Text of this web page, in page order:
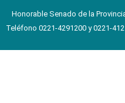
Honorable Senado de la
Teléfono 0221-4291200 y 0221-